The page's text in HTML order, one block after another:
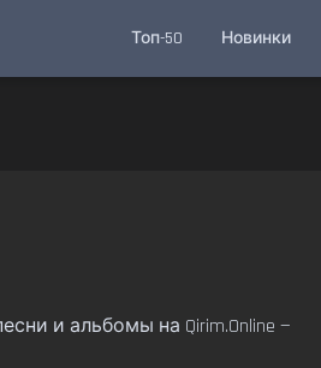
Топ-50 Новинки
и альбомы на Qirim.Online —